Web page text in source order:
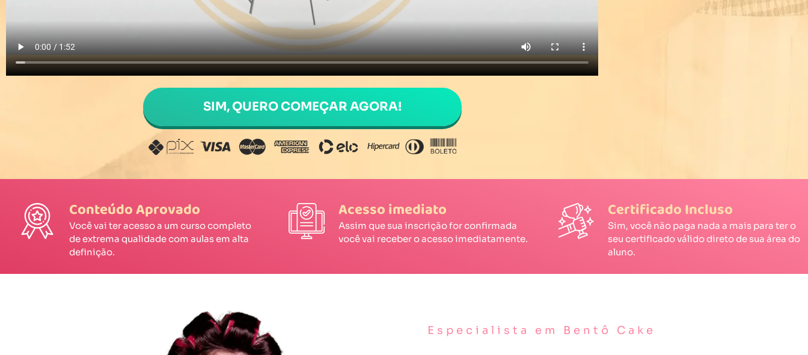
SIM, QUERO COMEÇAR AGORA!
Conteúdo Aprovado
Você vai ter acesso a um curso completo
de extrema qualidade com aulas em alta
definição.
Acesso imediato
Assim que sua inscrição for confirmada
você vai receber o acesso imediatamente.
Certificado Incluso
Sim, você não paga nada a mais para ter o
seu certificado válido direto de sua área do
aluno.
Especialista em Bentô Cake